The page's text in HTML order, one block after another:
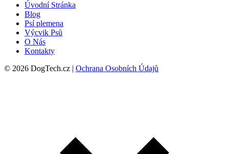
Úvodní Stránka
Blog
Psí plemena
Výcvik Psů
O Nás
Kontakty
© 2026 DogTech.cz | Ochrana Osobních Údajů